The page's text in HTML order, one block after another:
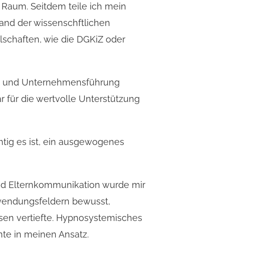
Seitdem teile ich mein
der wissenschftlichen
wie die DGKiZ oder
Unternehmensführung
für die wertvolle Unterstützung
es ist, ein ausgewogenes
Elternkommunikation wurde mir
bewusst,
vertiefte. Hypnosystemisches
in meinen Ansatz.